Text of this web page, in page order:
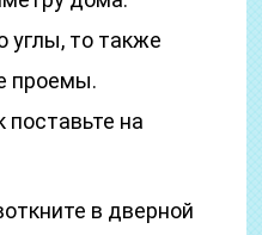
углы, то также
проемы.
поставьте на
в дверной